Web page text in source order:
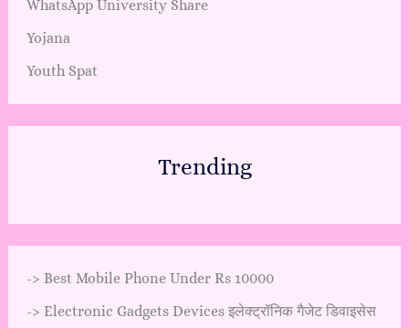
WhatsApp University Share
Yojana
Youth Spat
Trending
-> Best Mobile Phone Under Rs 10000
-> Electronic Gadgets Devices इलेक्ट्रॉनिक गैजेट डिवाइसेस